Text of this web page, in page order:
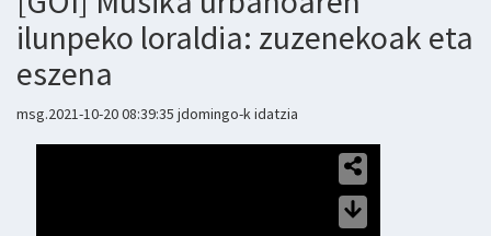
ilunpeko loraldia: zuzenekoak eta
eszena
msg.2021-10-20 08:39:35 jdomingo-k idatzia